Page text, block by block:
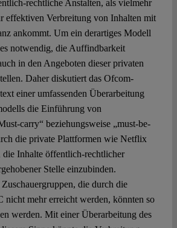
rechtliche Anstalten, als vielmehr
effektiven Verbreitung von Inhalten mit
ankommt. Um ein derartiges Modell
notwendig, die Auffindbarkeit
in den Angeboten dieser privaten
Daher diskutiert das Ofcom-
einer umfassenden Überarbeitung
die Einführung von
carry“ beziehungsweise „must-be-
die private Plattformen wie Netflix
Inhalte öffentlich-rechtlicher
Stelle einzubinden.
die durch die
nicht mehr erreicht werden, könnten so
werden. Mit einer Überarbeitung des